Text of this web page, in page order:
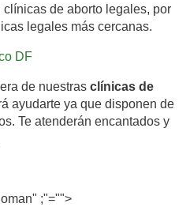
clínicas de aborto legales, por
legales más cercanas.
DF
de nuestras clínicas de
ayudarte ya que disponen de
Te atenderán encantados y
;"="">